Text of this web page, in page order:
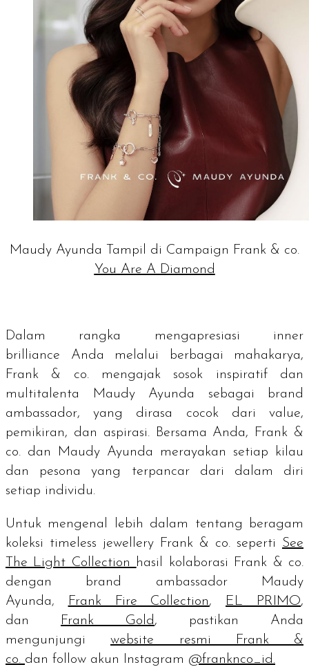
Maudy Ayunda Tampil di Campaign Frank & co.
You Are A Diamond
Dalam rangka mengapresiasi inner
brilliance Anda melalui berbagai mahakarya,
Frank & co. mengajak sosok inspiratif dan
multitalenta Maudy Ayunda sebagai
brand
ambassador, yang dirasa cocok dari value,
pemikiran, dan aspirasi. Bersama Anda, Frank &
co. dan Maudy Ayunda merayakan setiap kilau
dan pesona yang terpancar dari dalam diri
setiap individu.
Untuk mengenal lebih dalam tentang beragam
koleksi timeless jewellery Frank & co. seperti See
The Light Collection
hasil kolaborasi Frank & co.
dengan
brand ambassador
Maudy
Ayunda, Frank Fire Collection, EL PRIMO,
dan
Frank Gold , pastikan Anda
mengunjungiwebsite resmi Frank &
co. dan follow akun Instagram @franknco_id.